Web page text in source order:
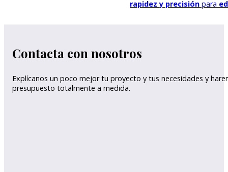
rapidez y precisión para
Contacta con nosotros
Explícanos un poco mejor tu proyecto y tus necesidades y
presupuesto totalmente a medida.